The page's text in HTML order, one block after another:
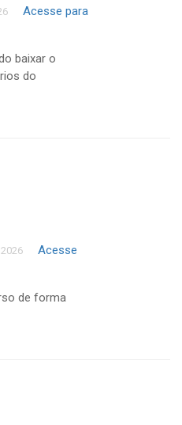
Acesse para
baixar o
do
Acesse
de forma